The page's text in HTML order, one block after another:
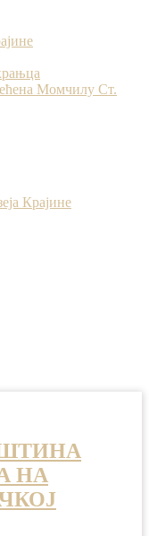
Момчилу Ст.
Крајине
НА